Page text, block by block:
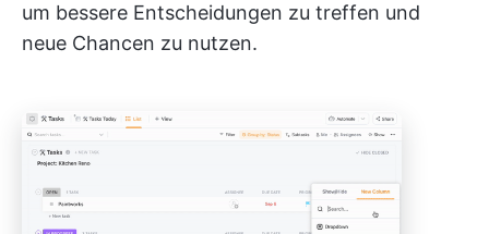
um bessere Entscheidungen zu treffen und
neue Chancen zu nutzen.